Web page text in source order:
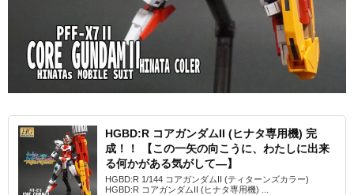
HGBD:R コアガンダムII (ヒナタ専用機) 完
成！！ 【この一矢の向こうに、わたしに出来
る何かがある気がして―】
HGBD:R 1/144 コアガンダムII (ティターンズカラー)
HGBD:R コアガンダムII (ヒナタ専用機) ...